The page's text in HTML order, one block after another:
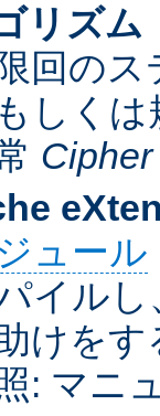
リズム
回のス
しくは
Cipher
ュール
イル
けをす
: マニ